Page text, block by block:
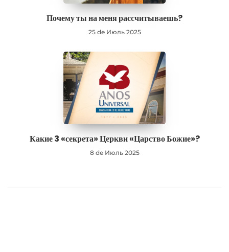
Почему ты на меня рассчитываешь?
25 de Июль 2025
Какие 3 «секрета» Церкви «Царство Божие»?
8 de Июль 2025